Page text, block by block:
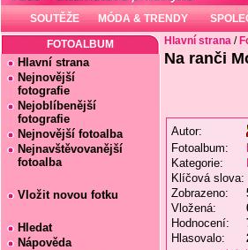
SOUTĚŽE MÓDA & TRENDY
FOTOALBUM
Hlavní strana
Nejnovější
fotografie
Nejoblíbenější
fotografie
Nejnovější fotoalba
Nejnavštěvovanější
fotoalba
Vložit novou fotku
Hledat
Nápověda
Hlavní strana /
Na ranči
Autor:
Fotoalbum:
Kategorie:
Klíčová slova:
Zobrazeno:
Vložená:
Hodnocení:
Hlasovalo: